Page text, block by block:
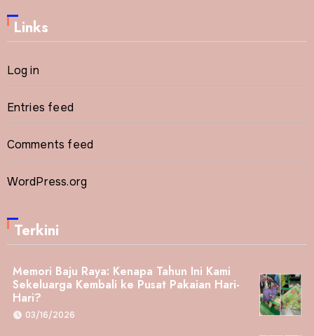
Links
Log in
Entries feed
Comments feed
WordPress.org
Terkini
Memori Baju Raya: Kenapa Tahun Ini Kami
Sekeluarga Kembali ke Pusat Pakaian Hari-
Hari?
03/16/2026